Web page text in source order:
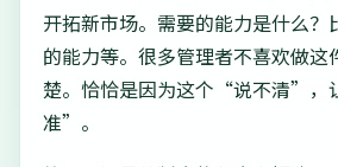
开拓新市场。需要的能力是什么？
的能力等。很多管理者不喜欢做这
楚。恰恰是因为这个“说不清”，
准”。